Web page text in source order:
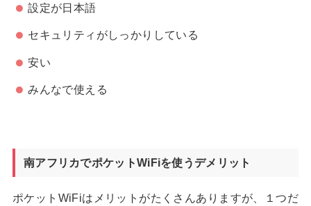
設定が日本語
セキュリティがしっかりしている
安い
みんなで使える
南アフリカでポケットWiFiを使うデメリット
ポケットWiFiはメリットがたくさんありますが、１つだ